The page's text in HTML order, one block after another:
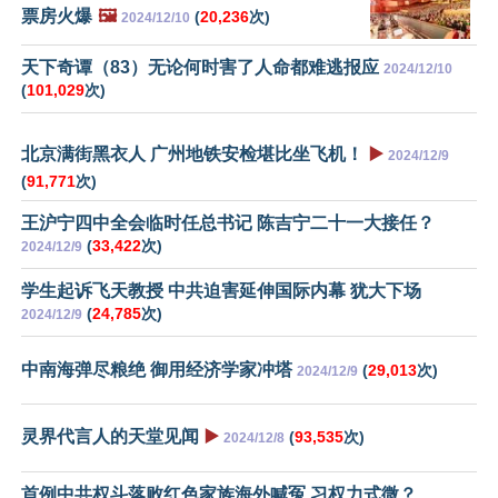
票房火爆 🖼️ 2024/12/10 (20,236次)
天下奇谭（83）无论何时害了人命都难逃报应 2024/12/10
(101,029次)
北京满街黑衣人 广州地铁安检堪比坐飞机！ ▶️ 2024/12/9
(91,771次)
王沪宁四中全会临时任总书记 陈吉宁二十一大接任？
2024/12/9 (33,422次)
学生起诉飞天教授 中共迫害延伸国际内幕 犹大下场
2024/12/9 (24,785次)
中南海弹尽粮绝 御用经济学家冲塔 2024/12/9 (29,013次)
灵界代言人的天堂见闻 ▶️ 2024/12/8 (93,535次)